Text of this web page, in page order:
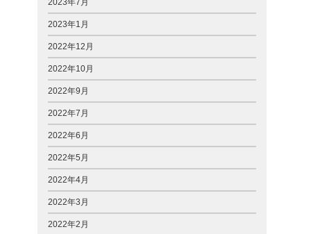
2023年7月
2023年1月
2022年12月
2022年10月
2022年9月
2022年7月
2022年6月
2022年5月
2022年4月
2022年3月
2022年2月